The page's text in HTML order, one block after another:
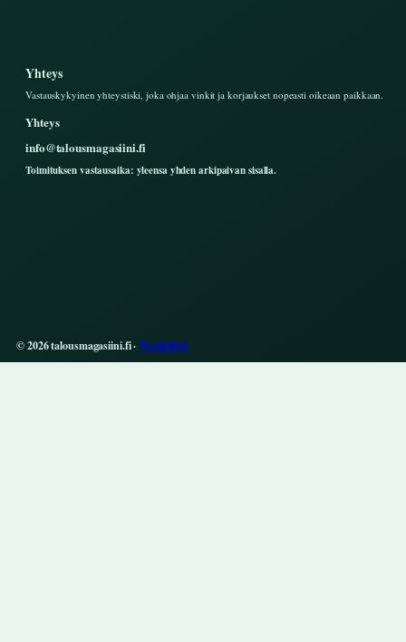
Yhteys
Vastauskykyinen yhteystiski, joka ohjaa vinkit ja korjaukset nopeasti oikeaan paikkaan.
Yhteys
info@talousmagasiini.fi
Toimituksen vastausaika: yleensa yhden arkipaivan sisalla.
© 2026 talousmagasiini.fi ·WorldRSS